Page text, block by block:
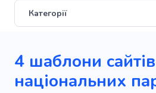
Категорії
4 шаблони сайтів
національних